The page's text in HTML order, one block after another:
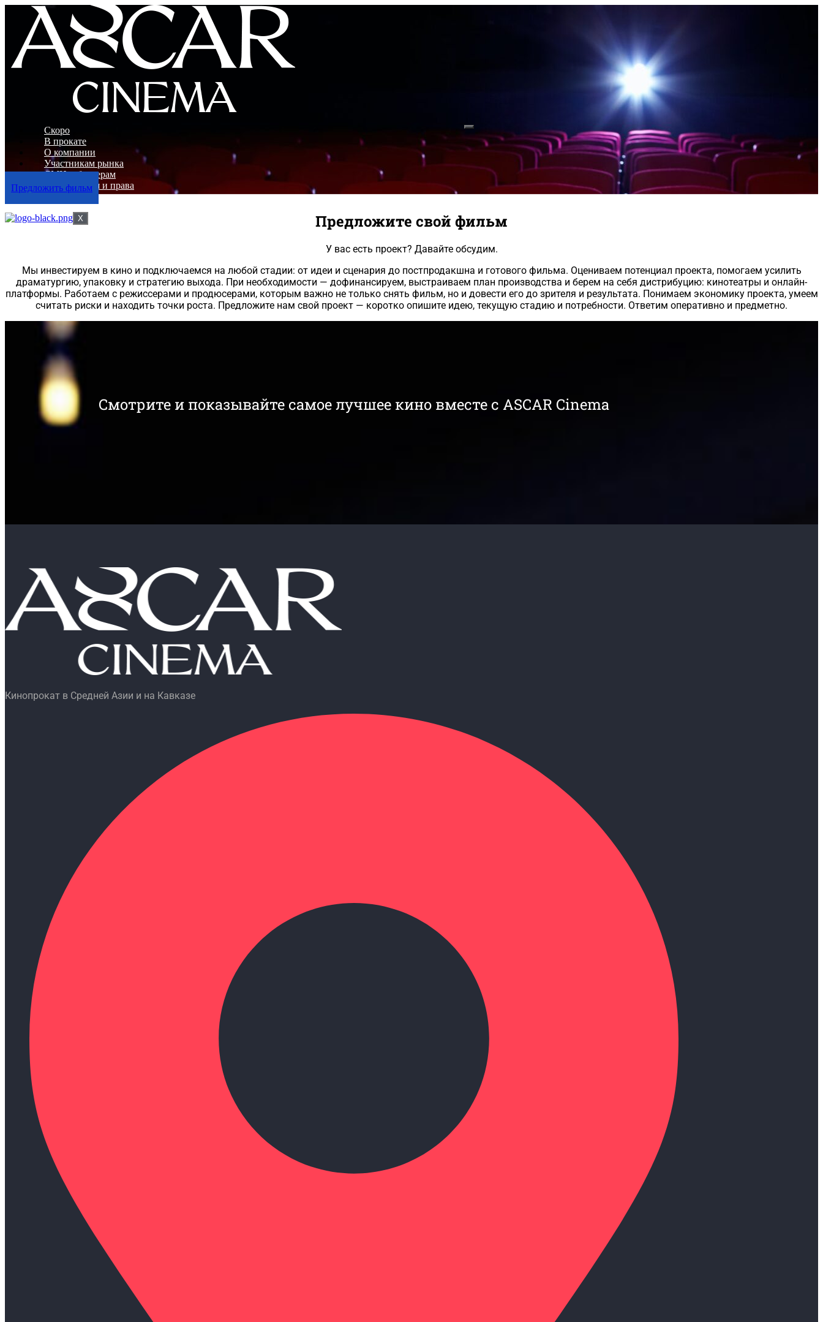
Скоро
В прокате
О компании
Участникам рынка
СМИ и блогерам
Дистрибуция и права
Наши фильмы
X
Предложить фильм
Предложите свой фильм
У вас есть проект? Давайте обсудим.
Мы инвестируем в кино и подключаемся на любой стадии: от идеи и сценария до постпродакшна и готового фильма. Оцениваем потенциал проекта, помогаем усилить
драматургию, упаковку и стратегию выхода. При необходимости — дофинансируем, выстраиваем план производства и берем на себя дистрибуцию: кинотеатры и онлайн-
платформы. Работаем с режиссерами и продюсерами, которым важно не только снять фильм, но и довести его до зрителя и результата. Понимаем экономику проекта, умеем
считать риски и находить точки роста. Предложите нам свой проект — коротко опишите идею, текущую стадию и потребности. Ответим оперативно и предметно.
Смотрите и показывайте самое лучшее кино вместе с ASCAR Cinema
Кинопрокат в Средней Азии и на Кавказе